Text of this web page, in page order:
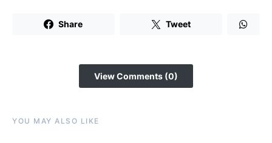
Share Tweet
View Comments (0)
YOU MAY ALSO LIKE